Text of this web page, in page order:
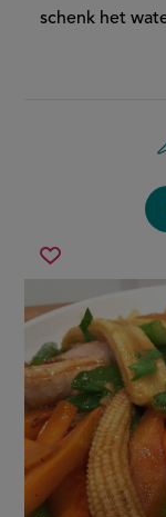
schenk het
Sla
op
kipwokschotel
udon
noodles